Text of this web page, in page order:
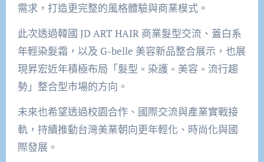
需求，打造更完整的風格體驗與商業模式。
此次透過韓國 JD ART HAIR 商業髮型交流、蓋白系
年輕染髮霜，以及 G-belle 美容新品整合展示，也展
現昇宏近年積極布局「髮型 × 染護 × 美容 × 流行趨
勢」整合型市場的方向。
未來也希望透過校園合作、國際交流與產業實戰接
軌，持續推動台灣美業朝向更年輕化、時尚化與國
際發展。